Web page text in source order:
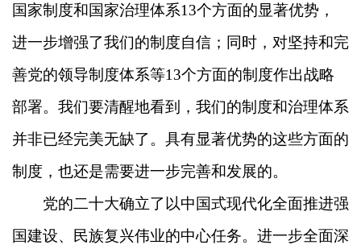
国家制度和国家治理体系13个方面的显著优势，
进一步增强了我们的制度自信；同时，对坚持和完
善党的领导制度体系等13个方面的制度作出战略
部署。我们要清醒地看到，我们的制度和治理体系
并非已经完美无缺了。具有显著优势的这些方面的
制度，也还是需要进一步完善和发展的。
党的二十大确立了以中国式现代化全面推进强
国建设、民族复兴伟业的中心任务。进一步全面深